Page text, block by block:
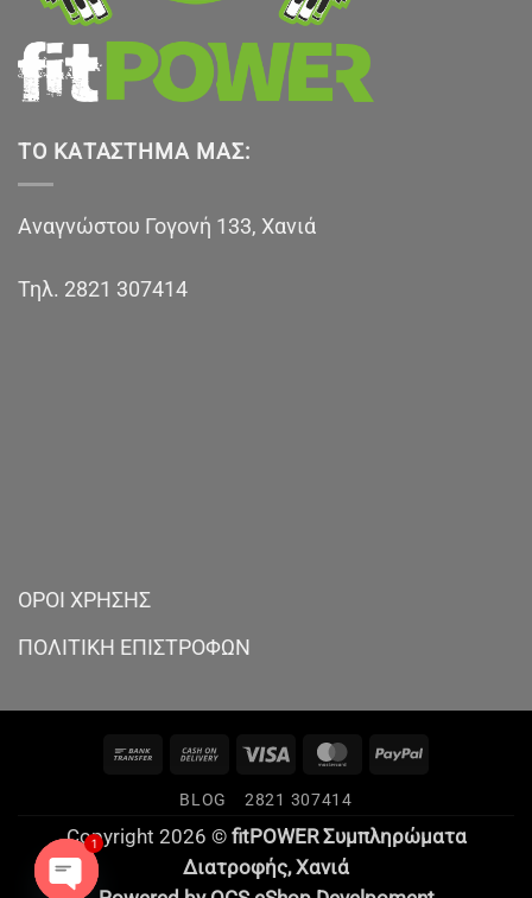
ΤΟ ΚΑΤΆΣΤΗΜΑ ΜΑΣ:
Αναγνώστου Γογονή 133, Χανιά
Τηλ. 2821 307414
ΟΡΟΙ ΧΡΗΣΗΣ
ΠΟΛΙΤΙΚΗ ΕΠΙΣΤΡΟΦΩΝ
Bank
Cash
Delivery
Visa MasterCard
PayPal
BLOG 2821 307414
Copyright 2026 © fitPOWER Συμπληρώματα
Διατροφής,Χανιά
1